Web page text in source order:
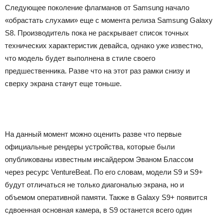
Следующее поколение флагманов от Samsung начало
«обрастать слухами» еще с момента релиза Samsung Galaxy
S8. Производитель пока не раскрывает список точных
технических характеристик девайса, однако уже известно,
что модель будет выполнена в стиле своего
предшественника. Разве что на этот раз рамки снизу и
сверху экрана станут еще тоньше.
На данный момент можно оценить разве что первые
официальные рендеры устройства, которые были
опубликованы известным инсайдером Эваном Блассом
через ресурс VentureBeat. По его словам, модели S9 и S9+
будут отличаться не только диагональю экрана, но и
объемом оперативной памяти. Также в Galaxy S9+ появится
сдвоенная основная камера, в S9 останется всего один